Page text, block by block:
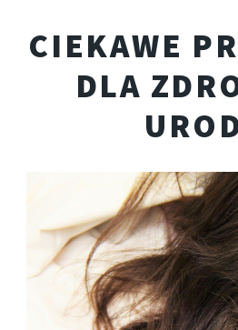
CIEKAWE
DLA